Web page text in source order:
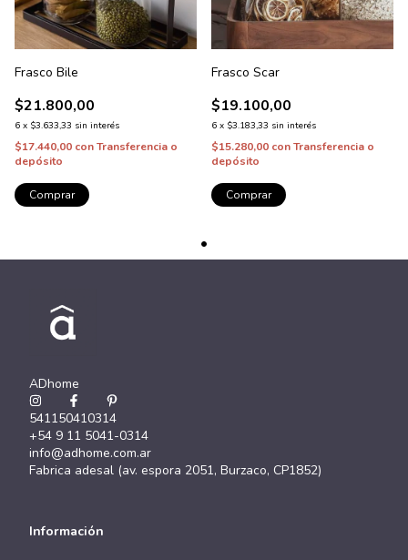
Frasco Bile
$21.800,00
6 x $3.633,33 sin interés
$17.440,00 conTransferencia o
depósito
Comprar
Frasco Scar
$19.100,00
6 x $3.183,33 sin interés
$15.280,00 conTransferencia o
depósito
Comprar
ADhome
541150410314
+54 9 11 5041-0314
info@adhome.com.ar
Fabrica adesal (av. espora 2051, Burzaco, CP1852)
Información